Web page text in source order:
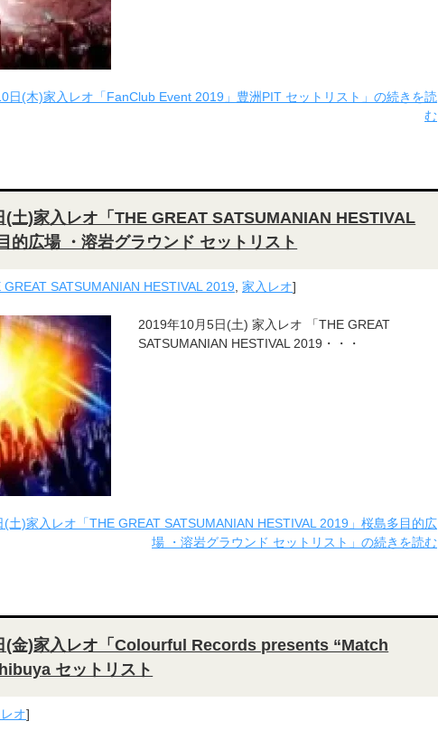
日(木)家入レオ「FanClub Event 2019」豊洲PIT セットリスト」の続きを読
む
(土)家入レオ「THE GREAT SATSUMANIAN HESTIVAL
的広場 ・溶岩グラウンド セットリスト
GREAT SATSUMANIAN HESTIVAL 2019, 家入レオ]
2019年10月5日(土) 家入レオ 「THE GREAT
SATSUMANIAN HESTIVAL 2019・・・
(土)家入レオ「THE GREAT SATSUMANIAN HESTIVAL 2019」桜島多目的広
場 ・溶岩グラウンド セットリスト」の続きを読む
(金)家入レオ「Colourful Records presents “Match
セットリスト
オ]